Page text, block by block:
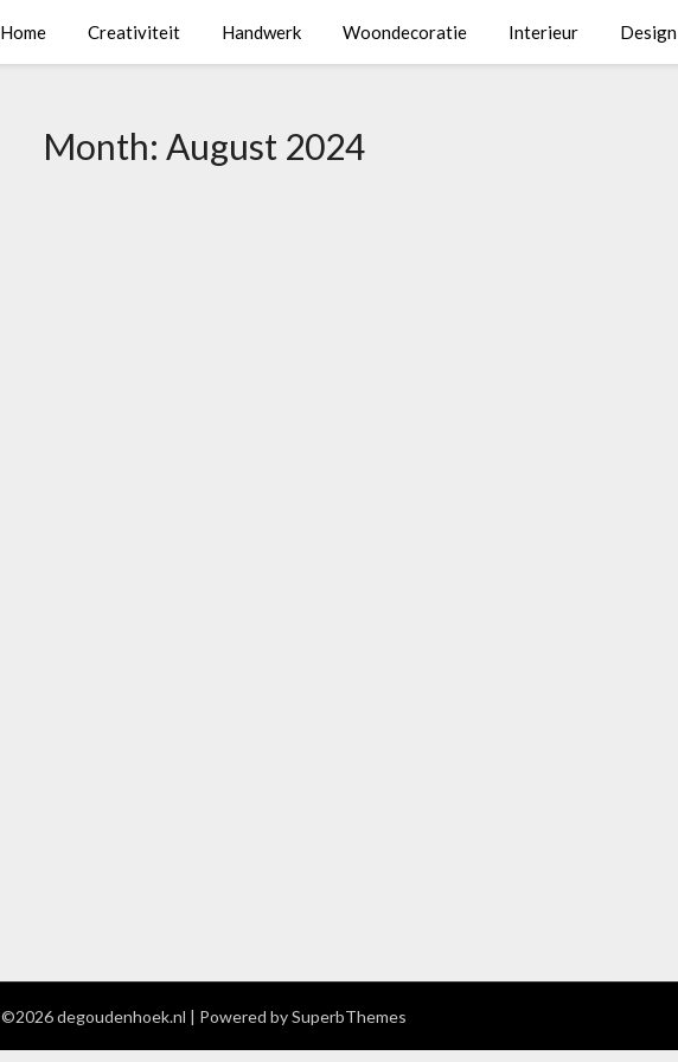
Home Creativiteit Handwerk Woondecoratie Interieur Design
Month: August 2024
©2026 degoudenhoek.nl | Powered bySuperbThemes